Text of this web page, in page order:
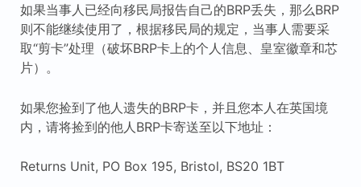
如果当事人已经向移民局报告自己的BRP丢失，那么BRP
则不能继续使用了，根据移民局的规定，当事人需要采
取“剪卡”处理（破坏BRP卡上的个人信息、皇室徽章和芯
片）。
如果您捡到了他人遗失的BRP卡，并且您本人在英国境
内，请将捡到的他人BRP卡寄送至以下地址：
Returns Unit, PO Box 195, Bristol, BS20 1BT